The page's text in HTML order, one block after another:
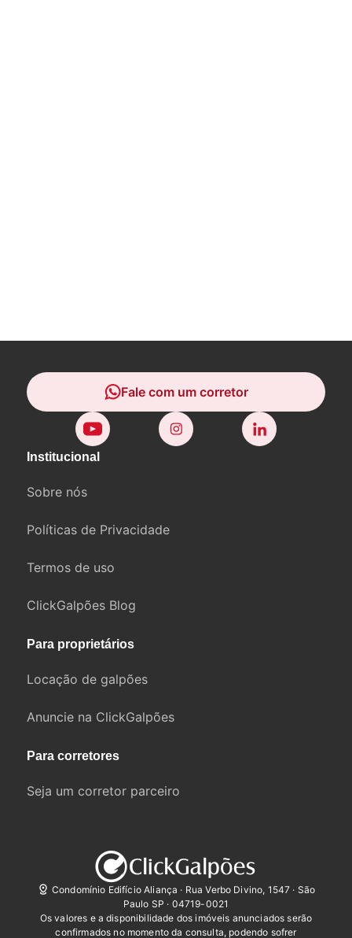
Institucional
Sobre nós
Políticas de Privacidade
Termos de uso
ClickGalpões Blog
Para proprietários
Locação de galpões
Anuncie na ClickGalpões
Para corretores
Seja um corretor parceiro
Fale com um corretor
Condomínio Edifício Aliança · Rua Verbo Divino, 1547 · São
Paulo SP · 04719-0021
Os valores e a disponibilidade dos imóveis anunciados serão
confirmados no momento da consulta, podendo sofrer